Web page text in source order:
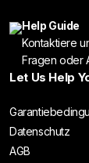
Help Guide
Kontaktiere
Fragen oder
Let Us Help
Datenschutz
AGB